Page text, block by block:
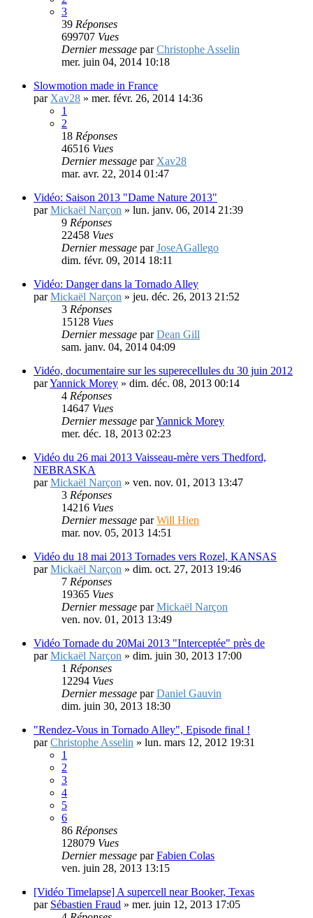
Rendez-Vous in Tornado Alley - Saison 2 (2013)
parChristophe Asselin
1
2
3
39Réponses
699707
Vues
Dernier messageparChristophe Asselin
mer. juin 04, 2014 10:18
Slowmotion made in France
Xav28»mer. févr. 26, 2014 14:36
1
2
18Réponses
46516
Vues
Dernier messageparXav28
mar. avr. 22, 2014 01:47
Vidéo: Saison 2013 "Dame Nature 2013"
Mickaël Narçon»lun. janv. 06, 2014 21:39
9Réponses
22458
Vues
Dernier messageparJoseAGallego
dim. févr. 09, 2014 18:11
Vidéo: Danger dans la Tornado Alley
Mickaël Narçon»jeu. déc. 26, 2013 21:52
3Réponses
15128
Vues
Dernier messageparDean Gill
sam. janv. 04, 2014 04:09
Vidéo, documentaire sur les superecellules du 30 juin 2012
Yannick Morey»dim. déc. 08, 2013 00:14
4Réponses
14647
Vues
Dernier messageparYannick Morey
mer. déc. 18, 2013 02:23
Vidéo du 26 mai 2013 Vaisseau-mère vers Thedford,
NEBRASKA
Mickaël Narçon»ven. nov. 01, 2013 13:47
3Réponses
14216
Vues
Dernier messageparWill Hien
mar. nov. 05, 2013 14:51
Vidéo du 18 mai 2013 Tornades vers Rozel, KANSAS
Mickaël Narçon»dim. oct. 27, 2013 19:46
7Réponses
19365Vues
Dernier messageparMickaël Narçon
ven. nov. 01, 2013 13:49
Vidéo Tornade du 20Mai 2013 "Interceptée" près de
Mickaël Narçon»dim. juin 30, 2013 17:00
1Réponses
12294
Vues
Dernier messageparDaniel Gauvin
dim. juin 30, 2013 18:30
"Rendez-Vous in Tornado Alley", Episode final !
parChristophe Asselin
1
2
3
4
5
6
86Réponses
128079
Vues
Dernier messageparFabien Colas
ven. juin 28, 2013 13:15